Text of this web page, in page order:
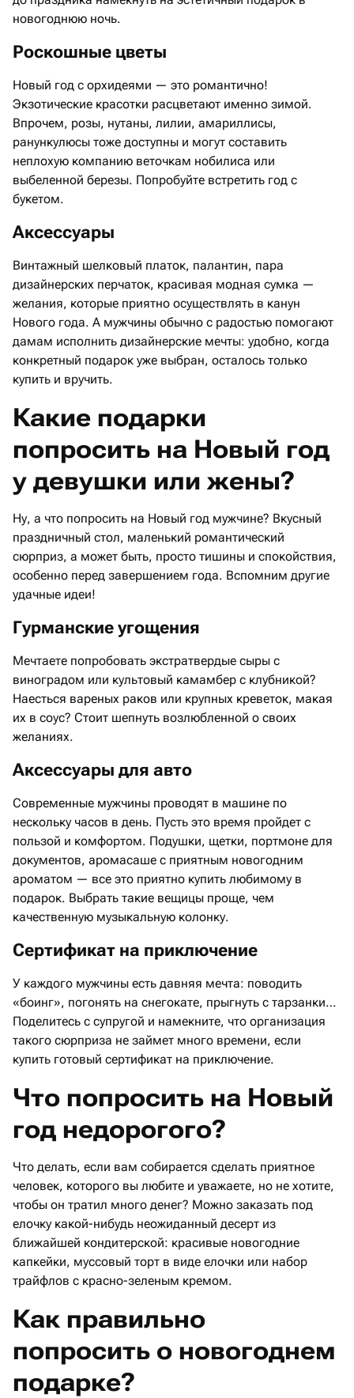
новогоднюю ночь.
Роскошные цветы
Новый год с орхидеями — это романтично!
Экзотические красотки расцветают именно зимой.
Впрочем, розы, нутаны, лилии, амариллисы,
ранункулюсы тоже доступны и могут составить
неплохую компанию веточкам нобилиса или
выбеленной березы. Попробуйте встретить год с
букетом.
Аксессуары
Винтажный шелковый платок, палантин, пара
дизайнерских перчаток, красивая модная сумка —
желания, которые приятно осуществлять в канун
Нового года. А мужчины обычно с радостью помогают
дамам исполнить дизайнерские мечты: удобно, когда
конкретный подарок уже выбран, осталось только
купить и вручить.
Какие подарки
попросить на Новый год
у девушки или жены?
Ну, а что попросить на Новый год мужчине? Вкусный
праздничный стол, маленький романтический
сюрприз, а может быть, просто тишины и спокойствия,
особенно перед завершением года. Вспомним другие
удачные идеи!
Гурманские угощения
Мечтаете попробовать экстратвердые сыры с
виноградом или культовый камамбер с клубникой?
Наесться вареных раков или крупных креветок, макая
их в соус? Стоит шепнуть возлюбленной о своих
желаниях.
Аксессуары для авто
Современные мужчины проводят в машине по
нескольку часов в день. Пусть это время пройдет с
пользой и комфортом. Подушки, щетки, портмоне для
документов, аромасаше с приятным новогодним
ароматом — все это приятно купить любимому в
подарок. Выбрать такие вещицы проще, чем
качественную музыкальную колонку.
Сертификат на приключение
У каждого мужчины есть давняя мечта: поводить
«боинг», погонять на снегокате, прыгнуть с тарзанки…
Поделитесь с супругой и намекните, что организация
такого сюрприза не займет много времени, если
купить готовый сертификат на приключение.
Что попросить на Новый
год недорогого?
Что делать, если вам собирается сделать приятное
человек, которого вы любите и уважаете, но не хотите,
чтобы он тратил много денег? Можно заказать под
елочку какой-нибудь неожиданный десерт из
ближайшей кондитерской: красивые новогодние
капкейки, муссовый торт в виде елочки или набор
трайфлов с красно-зеленым кремом.
Как правильно
попросить о новогоднем
подарке?